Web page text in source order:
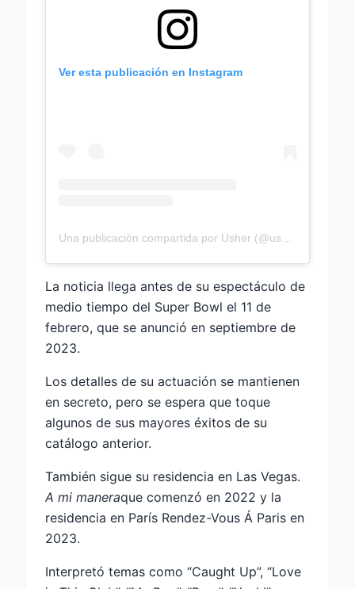
Ver esta publicación en Instagram
La noticia llega antes de su espectáculo de
medio tiempo del Super Bowl el 11 de
febrero, que se anunció en septiembre de
2023.
Los detalles de su actuación se mantienen
en secreto, pero se espera que toque
algunos de sus mayores éxitos de su
catálogo anterior.
También sigue su residencia en Las Vegas.
A mi maneraque comenzó en 2022 y la
residencia en París Rendez-Vous Á Paris en
2023.
Interpretó temas como “Caught Up”, “Love